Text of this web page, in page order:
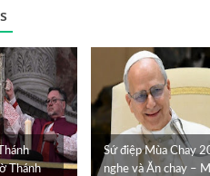
Thánh
Sứ điệp Mùa Chay
nghe và Ăn chay –